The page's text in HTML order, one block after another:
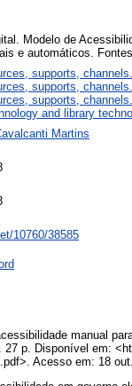
Modelo de
e automáticos.
supports, channels.
supports, channels.
supports, channels.
and library
Martins
10760/38585
manual
p. Disponível em:
Acesso em: 18